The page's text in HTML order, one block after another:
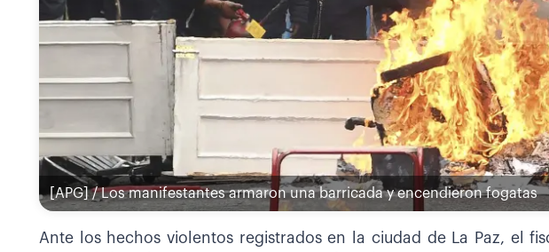
[APG] / Los manifestantes armaron una barricada y encendieron fogatas
Ante los hechos violentos registrados en la ciudad de La Paz, el